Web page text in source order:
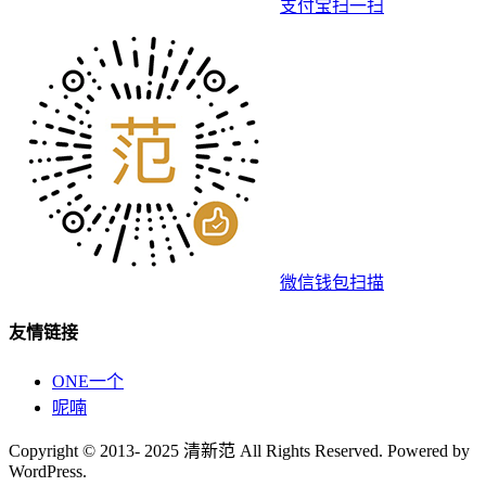
支付宝扫一扫
微信钱包扫描
友情链接
ONE一个
呢喃
Copyright © 2013- 2025 清新范 All Rights Reserved. Powered by
WordPress.